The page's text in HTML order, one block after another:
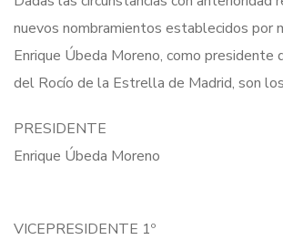
nuevos nombramientos establecidos por
Enrique Úbeda Moreno, como presidente
del Rocío de la Estrella de Madrid, son
PRESIDENTE
Enrique Úbeda Moreno
VICEPRESIDENTE 1º